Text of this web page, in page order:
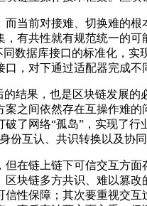
当前对接难、切换难的
有共性就有规范统一的
数据库接口的标准化，
，对下通过适配器完成
结果，也是区块链发展
之间依然存在互操作难
了网络“孤岛”，实现了
份互认、共识转换以及协同
在链上链下可信交互方
块链多方共识、难以篡
性保障；其次要重视交